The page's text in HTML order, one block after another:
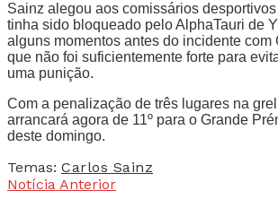
Sainz alegou aos comissários
tinha sido bloqueado pelo AlphaTauri de
alguns momentos antes do incidente com
que não foi suficientemente forte para
uma punição.
Com a penalização de três lugares na
arrancará agora de 11º para o Grande
deste domingo.
Temas: Carlos Sainz
Notícia Anterior